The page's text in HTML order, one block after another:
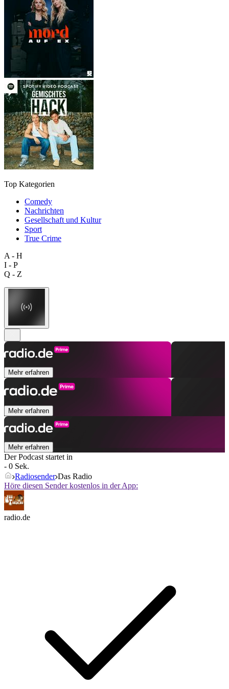
Top Kategorien
Comedy
Nachrichten
Gesellschaft und Kultur
Sport
True Crime
A - H
I - P
Q - Z
Mehr erfahren
Mehr erfahren
Mehr erfahren
Der Podcast startet in
- 0 Sek.
Radiosender Das Radio
Höre diesen Sender kostenlos in der App:
radio.de